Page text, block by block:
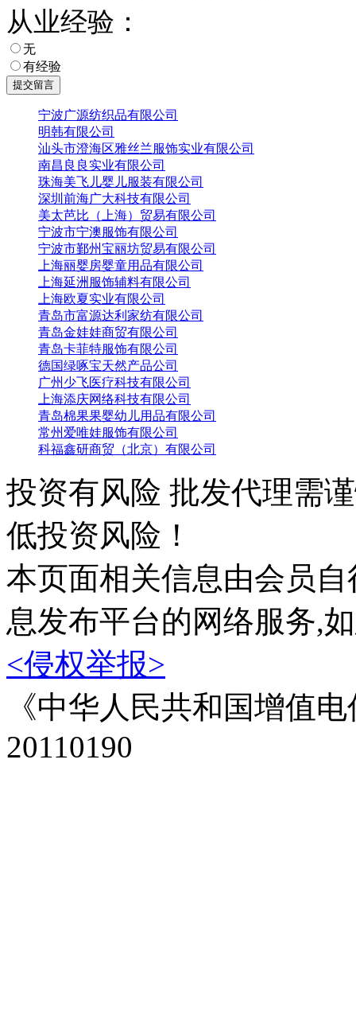
从业经验：
无
有经验
宁波广源纺织品有限公司
明韩有限公司
汕头市澄海区雅丝兰服饰实业有限公司
南昌良良实业有限公司
珠海美飞儿婴儿服装有限公司
深圳前海广大科技有限公司
美太芭比（上海）贸易有限公司
宁波市宁澳服饰有限公司
宁波市鄞州宝丽坊贸易有限公司
上海丽婴房婴童用品有限公司
上海延洲服饰辅料有限公司
上海欧夏实业有限公司
青岛市富源达利家纺有限公司
青岛金娃娃商贸有限公司
青岛卡菲特服饰有限公司
德国绿啄宝天然产品公司
广州少飞医疗科技有限公司
上海添庆网络科技有限公司
青岛棉果果婴幼儿用品有限公司
常州爱唯娃服饰有限公司
科福鑫研商贸（北京）有限公司
投资有风险 批发代理需
低投资风险！
本页面相关信息由会员
息发布平台的网络服务,
<侵权举报>
《中华人民共和国增值
20110190